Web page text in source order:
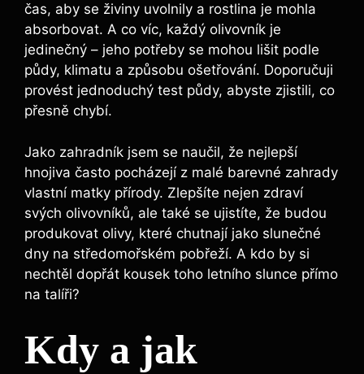
čas, aby⁣ se živiny⁣ uvolnily a rostlina je mohla⁢
absorbovat. A co⁢ víc, každý olivovník je
jedinečný – ‌jeho potřeby ‌se‌ mohou lišit podle
půdy,‍ klimatu⁤ a způsobu ošetřování. Doporučuji
provést jednoduchý test‍ půdy, abyste zjistili, co
přesně chybí.
Jako zahradník jsem se ‍naučil, že​ nejlepší ​
hnojiva často pocházejí z ‌malé⁢ barevné zahrady
vlastní matky přírody.⁢ Zlepšíte nejen zdraví
svých​ olivovníků, ale také se ujistíte, že budou
produkovat olivy, které ‌chutnají jako slunečné
dny na středomořském pobřeží. A ‍kdo⁣ by si
nechtěl dopřát kousek toho letního slunce přímo
na talíři?
Kdy‍ a jak